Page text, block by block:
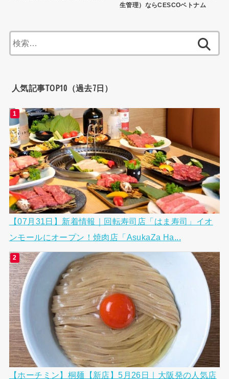
生管理）ならCESCOベトナム
索:
人気記事TOP10（過去7日）
【07月31日】新着情報｜回転寿司店「はま寿司」イオ
ンモールにオープン！焼肉店「AsukaZa Ha...
【ホーチミン】桐麺【新店】5月26日｜大阪発の人気店